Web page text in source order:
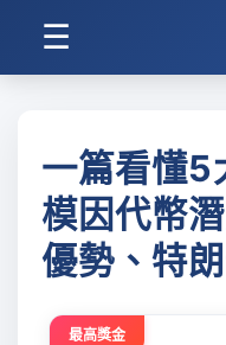
☰
一篇看懂5
模因代幣
優勢、特
最高獎金